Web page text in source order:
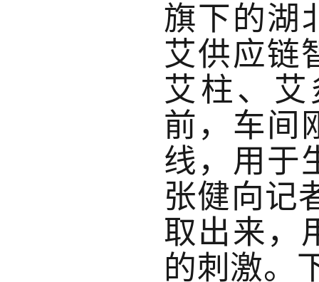
旗下的
艾供应链
艾柱、
前，车间
线，用于
张健向记
取出来，
的刺激。